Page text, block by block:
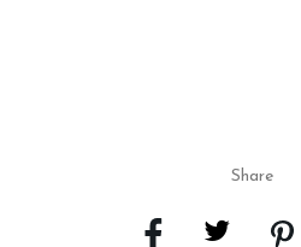
Share